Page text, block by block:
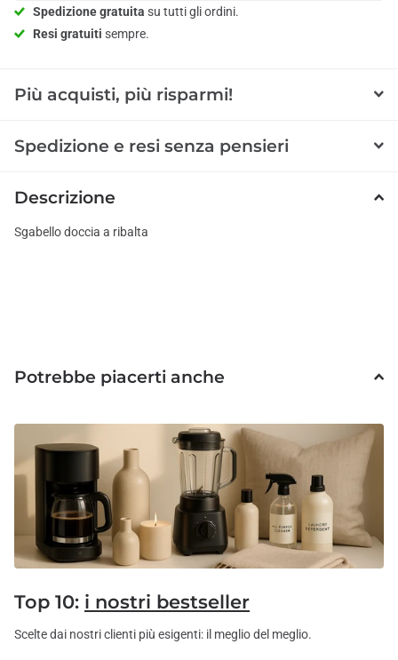
Spedizione gratuita su tutti gli ordini.
Resi gratuiti sempre.
Più acquisti, più risparmi!
Spedizione e resi senza pensieri
Descrizione
Sgabello doccia a ribalta
Potrebbe piacerti anche
Top 10: i nostri bestseller
Scelte dai nostri clienti più esigenti: il meglio del meglio.